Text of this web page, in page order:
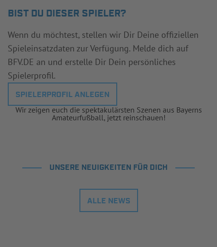
BIST DU DIESER SPIELER?
Wenn du möchtest, stellen wir Dir Deine offiziellen
Spieleinsatzdaten zur Verfügung. Melde dich auf
BFV.DE an und erstelle Dir Dein persönliches
Spielerprofil.
SPIELERPROFIL ANLEGEN
Wir zeigen euch die spektakulärsten Szenen aus Bayerns
Amateurfußball, jetzt reinschauen!
UNSERE NEUIGKEITEN FÜR DICH
ALLE NEWS